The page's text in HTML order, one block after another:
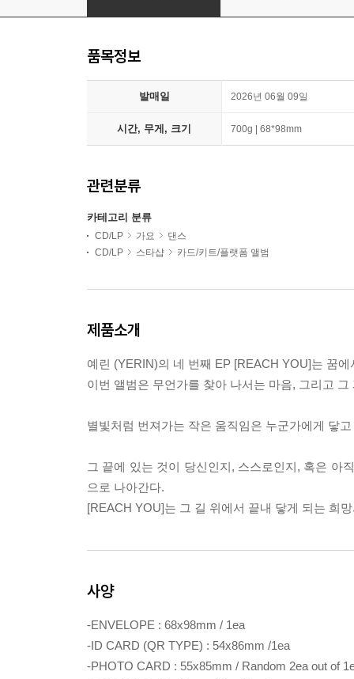
품목정보
발매일 2026년 06월 09일
시간, 무게, 크기 700g | 68*98mm
관련분류
카테고리 분류
CD/LP 가요
댄스
CD/LP
스타샵 카드/키트/플랫폼 앨범
제품소개
예린 (YERIN)의 네 번째 EP [REACH YOU]는 꿈
이번 앨범은 무언가를 찾아 나서는 마음, 그리고
별빛처럼 번져가는 작은 움직임은 누군가에게 닿
그 끝에 있는 것이 당신인지, 스스로인지, 혹은 아
으로 나아간다.
[REACH YOU]는 그 길 위에서 끝내 닿게 되는 희
사양
-ENVELOPE : 68x98mm / 1ea
-ID CARD (QR TYPE) : 54x86mm /1ea
-PHOTO CARD : 55x85mm / Random 2ea out of